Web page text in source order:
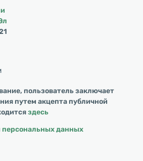
пользователь заключает
путем акцепта публичной
здесь
персональных данных